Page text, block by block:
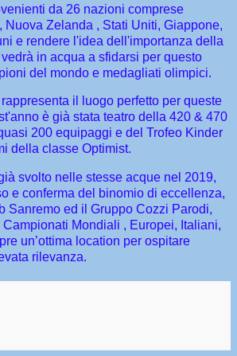
da 26 nazioni comprese
Nuova Zelanda , Stati Uniti, Giappone,
e rendere l'idea dell'importanza della
in acqua a sfidarsi per questo
del mondo e medagliati olimpici.
il luogo perfetto per queste
è già stata teatro della 420 & 470
200 equipaggi e del Trofeo Kinder
della classe Optimist.
svolto nelle stesse acque nel 2019,
e conferma del binomio di eccellenza,
Sanremo ed il Gruppo Cozzi Parodi,
Mondiali , Europei, Italiani,
un’ottima location per ospitare
rilevanza.